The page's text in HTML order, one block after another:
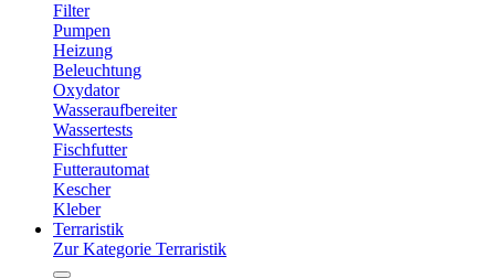
Filter
Pumpen
Heizung
Beleuchtung
Oxydator
Wasseraufbereiter
Wassertests
Fischfutter
Futterautomat
Kescher
Kleber
Terraristik
Zur Kategorie Terraristik